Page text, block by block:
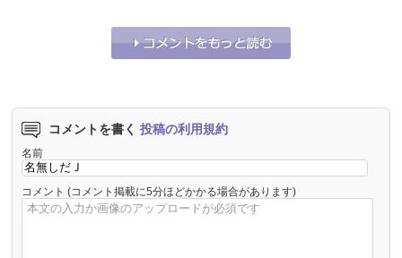
0 うーん… 0
コメントを書く 投稿の利用規約
名前
コメント (コメント掲載に5分ほどかかる場合があります)